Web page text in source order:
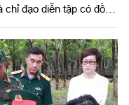
đạo diễn tập có đồng
Hưng, Phó Chỉ huy
Ủy viên Ban Chỉ đạo
Ban tổ chức diễn tập
huy trưởng Bộ CHQS